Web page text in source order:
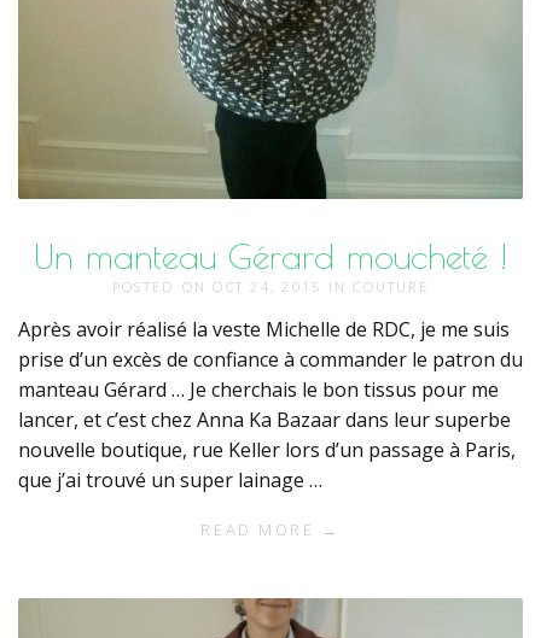
Un manteau Gérard moucheté !
POSTED ONOCT 24, 2015 INCOUTURE
Après avoir réalisé la veste Michelle de RDC, je me suis
prise d’un excès de confiance à commander le patron du
manteau Gérard … Je cherchais le bon tissus pour me
lancer, et c’est chez Anna Ka Bazaar dans leur superbe
nouvelle boutique, rue Keller lors d’un passage à Paris,
que j’ai trouvé un super lainage …
READ MORE →